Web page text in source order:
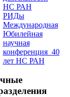
НС РАН
РИДы
Международная
Юбилейная
научная
конференция_40
лет НС РАН